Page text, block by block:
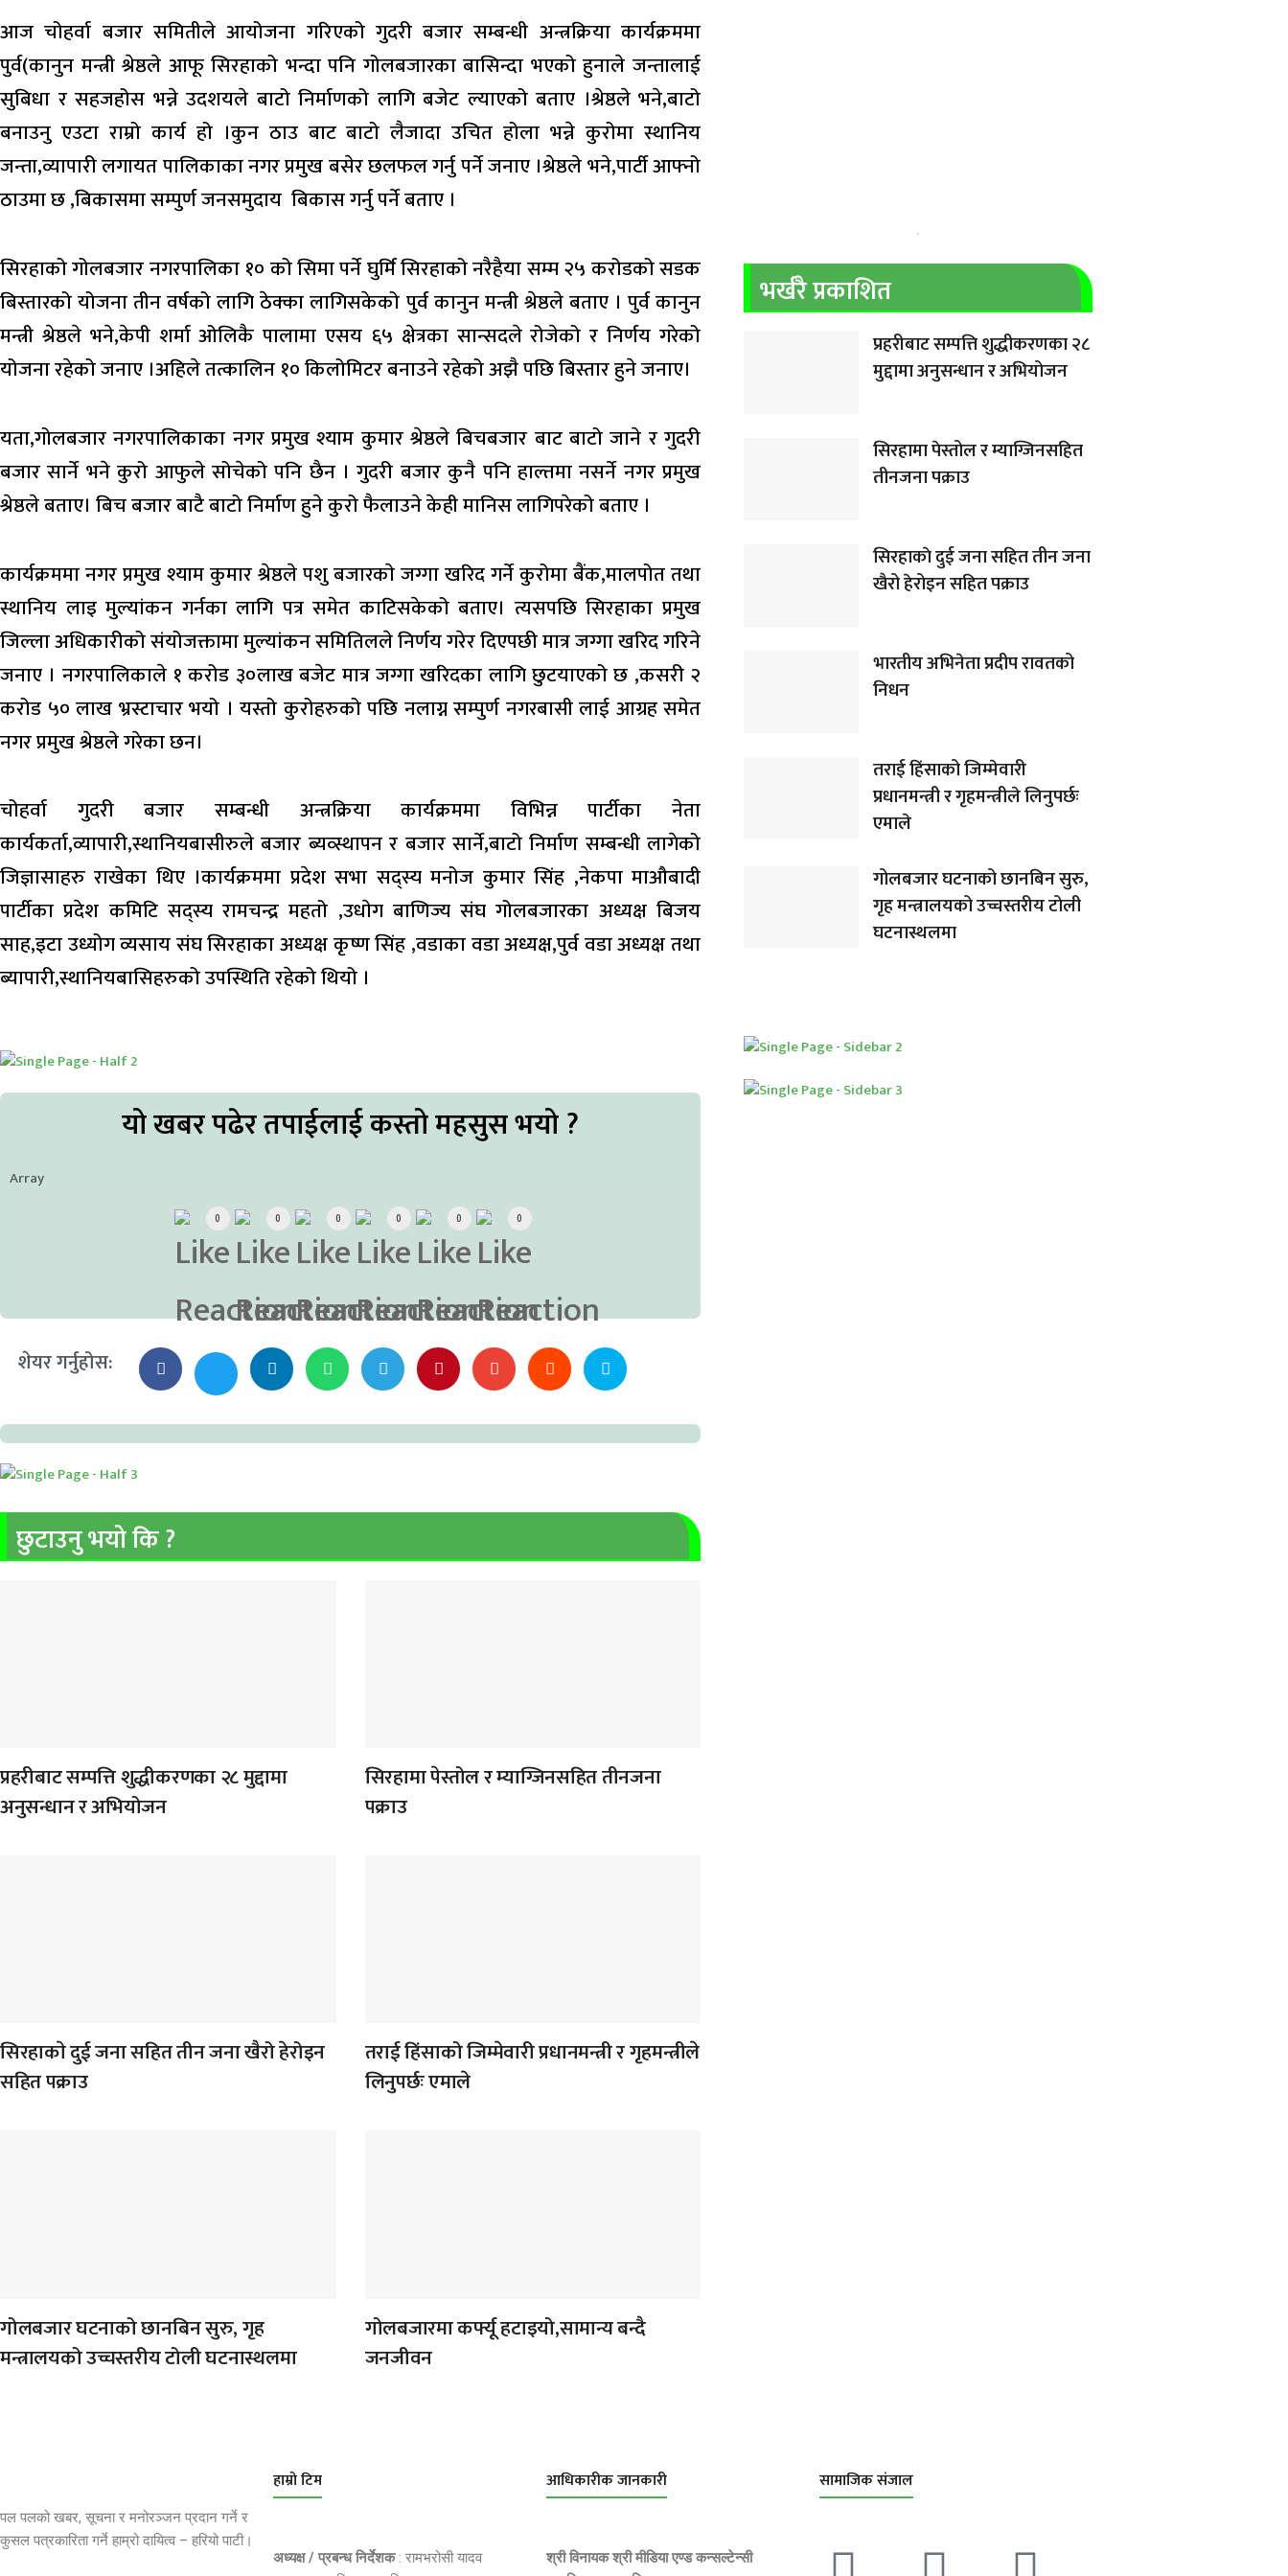
आज चोहर्वा बजार समितीले आयोजना गरिएको गुदरी बजार सम्बन्धी अन्त्रक्रिया कार्यक्रममा
पुर्व(कानुन मन्त्री श्रेष्ठले आफू सिरहाको भन्दा पनि गोलबजारका बासिन्दा भएको हुनाले जन्तालाई
सुबिधा र सहजहोस भन्ने उदशयले बाटो निर्माणको लागि बजेट ल्याएको बताए ।श्रेष्ठले भने,बाटो
बनाउनु एउटा राम्रो कार्य हो ।कुन ठाउ बाट बाटो लैजादा उचित होला भन्ने कुरोमा स्थानिय
जन्ता,व्यापारी लगायत पालिकाका नगर प्रमुख बसेर छलफल गर्नु पर्ने जनाए ।श्रेष्ठले भने,पार्टी आफ्नो
ठाउमा छ ,बिकासमा सम्पुर्ण जनसमुदाय बिकास गर्नु पर्ने बताए ।
सिरहाको गोलबजार नगरपालिका १० को सिमा पर्ने घुर्मि सिरहाको नरैहैया सम्म २५ करोडको सडक
बिस्तारको योजना तीन वर्षको लागि ठेक्का लागिसकेको पुर्व कानुन मन्त्री श्रेष्ठले बताए । पुर्व कानुन
मन्त्री श्रेष्ठले भने,केपी शर्मा ओलिकै पालामा एसय ६५ क्षेत्रका सान्सदले रोजेको र निर्णय गरेको
योजना रहेको जनाए ।अहिले तत्कालिन १० किलोमिटर बनाउने रहेको अझै पछि बिस्तार हुने जनाए।
यता,गोलबजार नगरपालिकाका नगर प्रमुख श्याम कुमार श्रेष्ठले बिचबजार बाट बाटो जाने र गुदरी
बजार सार्ने भने कुरो आफुले सोचेको पनि छैन । गुदरी बजार कुनै पनि हाल्तमा नसर्ने नगर प्रमुख
श्रेष्ठले बताए। बिच बजार बाटै बाटो निर्माण हुने कुरो फैलाउने केही मानिस लागिपरेको बताए ।
कार्यक्रममा नगर प्रमुख श्याम कुमार श्रेष्ठले पशु बजारकाे जग्गा खरिद गर्ने कुरोमा बैंक,मालपोत तथा
स्थानिय लाइ मुल्यांकन गर्नका लागि पत्र समेत काटिसकेको बताए। त्यसपछि सिरहाका प्रमुख
जिल्ला अधिकारीको संयोजक्तामा मुल्यांकन समितिलले निर्णय गरेर दिएपछी मात्र जग्गा खरिद गरिने
जनाए । नगरपालिकाले १ करोड ३०लाख बजेट मात्र जग्गा खरिदका लागि छुटयाएको छ ,कसरी २
करोड ५० लाख भ्रस्टाचार भयो । यस्तो कुरोहरुको पछि नलाग्न सम्पुर्ण नगरबासी लाई आग्रह समेत
नगर प्रमुख श्रेष्ठले गरेका छन।
चोहर्वा गुदरी बजार सम्बन्धी अन्त्रक्रिया कार्यक्रममा विभिन्न पार्टीका नेता
कार्यकर्ता,व्यापारी,स्थानियबासीरुले बजार ब्यव्स्थापन र बजार सार्ने,बाटो निर्माण सम्बन्धी लागेको
जिज्ञासाहरु राखेका थिए ।कार्यक्रममा प्रदेश सभा सद्स्य मनोज कुमार सिंह ,नेकपा माऔबादी
पार्टीका प्रदेश कमिटि सद्स्य रामचन्द्र महतो ,उधाेग बाणिज्य संघ गोलबजारका अध्यक्ष बिजय
साह,इटा उध्योग व्यसाय संघ सिरहाका अध्यक्ष कृष्ण सिंह ,वडाका वडा अध्यक्ष,पुर्व वडा अध्यक्ष तथा
ब्यापारी,स्थानियबासिहरुको उपस्थिति रहेको थियो ।
यो खबर पढेर तपाईलाई कस्तो महसुस भयो ?
Array
0 0 0 0 0 0
शेयर गर्नुहोस:
छुटाउनु भयो कि ?
प्रहरीबाट सम्पत्ति शुद्धीकरणका २८ मुद्दामा
अनुसन्धान र अभियोजन
सिरहामा पेस्तोल र म्याग्जिनसहित तीनजना
पक्राउ
सिरहाकाे दुई जना सहित तीन जना खैरो हेरोइन
सहित पक्राउ
तराई हिंसाको जिम्मेवारी प्रधानमन्त्री र गृहमन्त्रीले
लिनुपर्छः एमाले
गोलबजार घटनाको छानबिन सुरु, गृह
मन्त्रालयको उच्चस्तरीय टोली घटनास्थलमा
गोलबजारमा कर्फ्यू हटाइयो,सामान्य बन्दै
जनजीवन
भर्खरै प्रकाशित
प्रहरीबाट सम्पत्ति शुद्धीकरणका २८
मुद्दामा अनुसन्धान र अभियोजन
सिरहामा पेस्तोल र म्याग्जिनसहित
तीनजना पक्राउ
सिरहाकाे दुई जना सहित तीन जना
खैरो हेरोइन सहित पक्राउ
भारतीय अभिनेता प्रदीप रावतको
निधन
तराई हिंसाको जिम्मेवारी
प्रधानमन्त्री र गृहमन्त्रीले लिनुपर्छः
एमाले
गोलबजार घटनाको छानबिन सुरु,
गृह मन्त्रालयको उच्चस्तरीय टोली
घटनास्थलमा
पल पलको खबर, सूचना र मनोरञ्जन प्रदान गर्ने र
कुसल पत्रकारिता गर्ने हाम्रो दायित्व – हरियो पाटी।
हाम्रो टिम
अध्यक्ष / प्रबन्ध निर्देशक: रामभरोसी यादव
आधिकारीक जानकारी
श्री विनायक श्री मीडिया एण्ड कन्सल्टेन्सी
सामाजिक संजाल